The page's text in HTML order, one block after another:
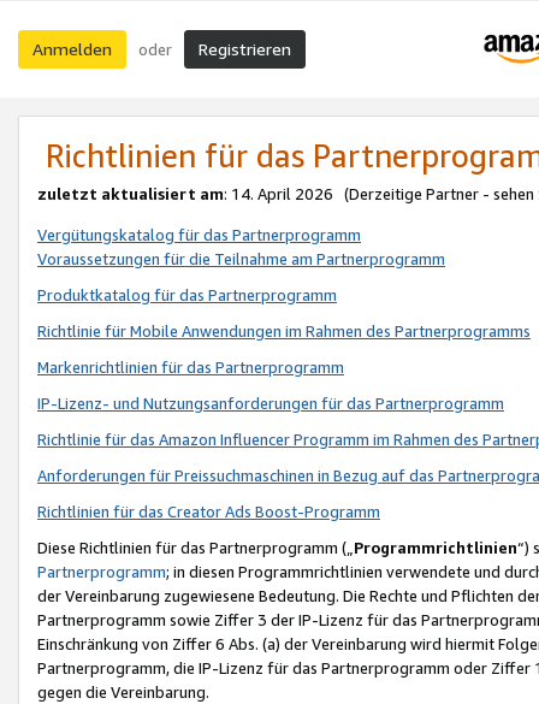
Anmelden oder Registrieren
Richtlinien für das
zuletzt aktualisiert am: 14. April 2026 (Derzeitige Partner - sehen
Vergütungskatalog für das Partnerprogramm
Voraussetzungen für die Teilnahme am Partnerprogramm
Produktkatalog für das Partnerprogramm
Richtlinie für Mobile Anwendungen im Rahmen des Partnerprogramms
Markenrichtlinien für das Partnerprogramm
IP-Lizenz- und Nutzungsanforderungen für das Partnerprogramm
Richtlinie für das Amazon Influencer Programm im Rahmen des
Anforderungen für Preissuchmaschinen in Bezug auf das
Richtlinien für das Creator Ads Boost-Programm
Diese Richtlinien für das Partnerprogramm („Programmrichtlinien“)
Partnerprogramm; in diesen Programmrichtlinien verwendete und
der Vereinbarung zugewiesene Bedeutung. Die Rechte und Pflichten
Partnerprogramm sowie Ziffer 3 der IP-Lizenz für das
Einschränkung von Ziffer 6 Abs. (a) der Vereinbarung wird hiermit
Partnerprogramm, die IP-Lizenz für das Partnerprogramm oder
gegen die Vereinbarung.